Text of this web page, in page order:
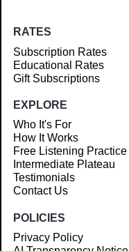
RATES
Subscription Rates
Educational Rates
Gift Subscriptions
EXPLORE
Who It's For
How It Works
Free Listening Practice
Intermediate Plateau
Testimonials
Contact Us
POLICIES
Privacy Policy